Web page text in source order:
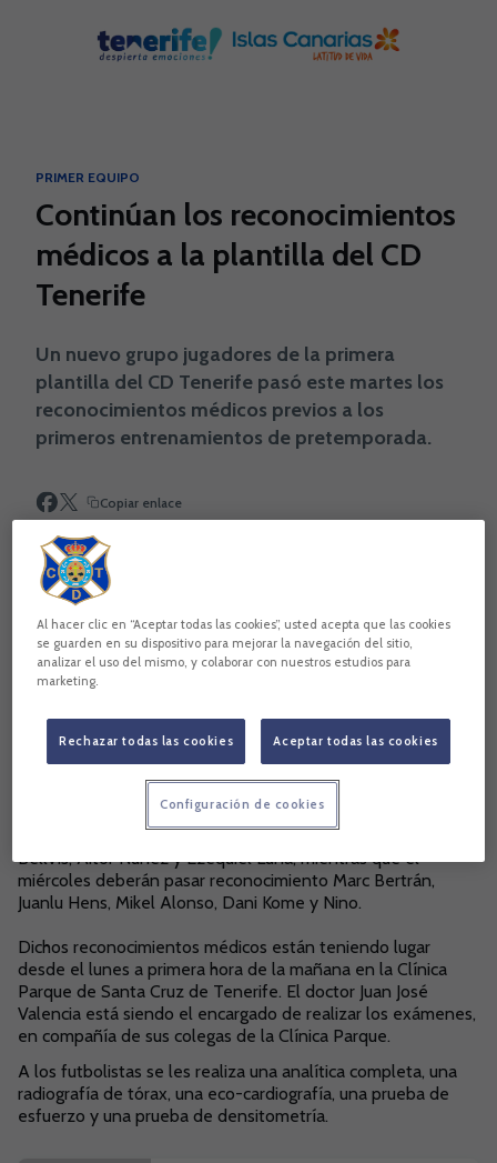
PRIMER EQUIPO
Continúan los reconocimientos
médicos a la plantilla del CD
Tenerife
Un nuevo grupo jugadores de la primera
plantilla del CD Tenerife pasó este martes los
reconocimientos médicos previos a los
primeros entrenamientos de pretemporada.
Copiar enlace
Estaban citados Luis García, Sergio Aragoneses, Carlos
Bellvís, Aitor Núñez y Ezequiel Luna, mientras que el
miércoles deberán pasar reconocimiento Marc Bertrán,
Juanlu Hens, Mikel Alonso, Dani Kome y Nino.
Dichos reconocimientos médicos están teniendo lugar
desde el lunes a primera hora de la mañana en la Clínica
Parque de Santa Cruz de Tenerife. El doctor Juan José
Valencia está siendo el encargado de realizar los exámenes,
en compañía de sus colegas de la Clínica Parque.
A los futbolistas se les realiza una analítica completa, una
radiografía de tórax, una eco-cardiografía, una prueba de
esfuerzo y una prueba de densitometría.
Al hacer clic en “Aceptar todas las cookies”, usted acepta que las cookies
se guarden en su dispositivo para mejorar la navegación del sitio,
analizar el uso del mismo, y colaborar con nuestros estudios para
marketing.
Rechazar todas las cookies Aceptar todas las cookies
Configuración de cookies